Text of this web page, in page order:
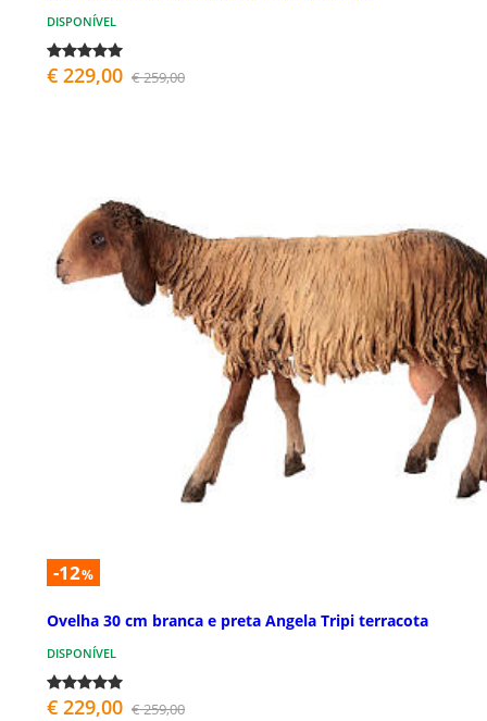
DISPONÍVEL
€ 229,00 € 259,00
-12%
Ovelha 30 cm branca e preta Angela Tripi terracota
DISPONÍVEL
€ 229,00 € 259,00